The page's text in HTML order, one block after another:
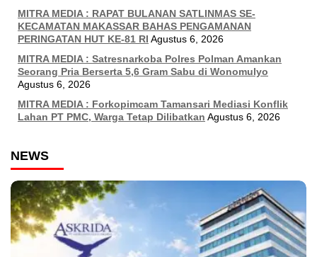
MITRA MEDIA : RAPAT BULANAN SATLINMAS SE-
KECAMATAN MAKASSAR BAHAS PENGAMANAN
PERINGATAN HUT KE-81 RI Agustus 6, 2026
MITRA MEDIA : Satresnarkoba Polres Polman Amankan
Seorang Pria Berserta 5,6 Gram Sabu di Wonomulyo
Agustus 6, 2026
MITRA MEDIA : Forkopimcam Tamansari Mediasi Konflik
Lahan PT PMC, Warga Tetap Dilibatkan Agustus 6, 2026
NEWS